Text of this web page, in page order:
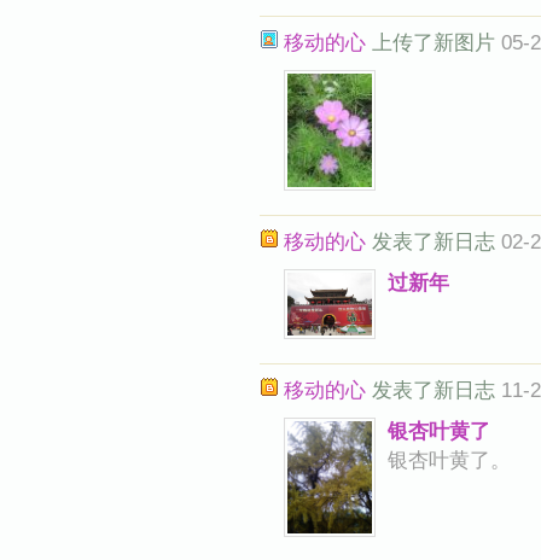
移动的心 上传了新图片 05-
移动的心 发表了新日志 02-
过新年
移动的心 发表了新日志 11-
银杏叶黄了
银杏叶黄了。